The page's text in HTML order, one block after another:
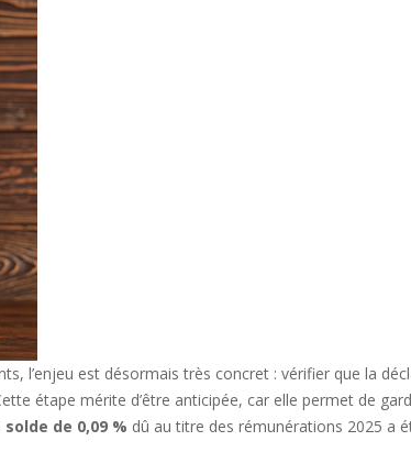
l’enjeu est désormais très concret : vérifier que la
étape mérite d’être anticipée, car elle permet de
solde de 0,09 % dû au titre des rémunérations 2025 a